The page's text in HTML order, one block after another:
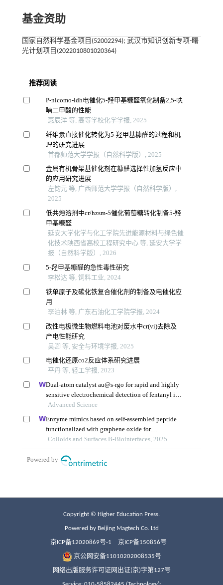
基金资助
国家自然科学基金项目(52002294); 武汉市知识创新专项-曙
光计划项目(2022010801020364)
Copyright © Higher Education Press.
Powered by Beijing Magtech Co. Ltd
京ICP备12020869号-1 京ICP备150856号
京公网安备11010202008535号
网络出版服务许可证网出证(京)字第127号